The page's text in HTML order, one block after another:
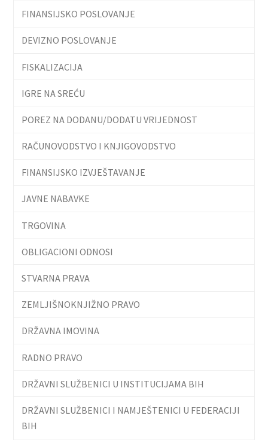
FINANSIJSKO POSLOVANJE
DEVIZNO POSLOVANJE
FISKALIZACIJA
IGRE NA SREĆU
POREZ NA DODANU/DODATU VRIJEDNOST
RAČUNOVODSTVO I KNJIGOVODSTVO
FINANSIJSKO IZVJEŠTAVANJE
JAVNE NABAVKE
TRGOVINA
OBLIGACIONI ODNOSI
STVARNA PRAVA
ZEMLJIŠNOKNJIŽNO PRAVO
DRŽAVNA IMOVINA
RADNO PRAVO
DRŽAVNI SLUŽBENICI U INSTITUCIJAMA BIH
DRŽAVNI SLUŽBENICI I NAMJEŠTENICI U FEDERACIJI
BIH